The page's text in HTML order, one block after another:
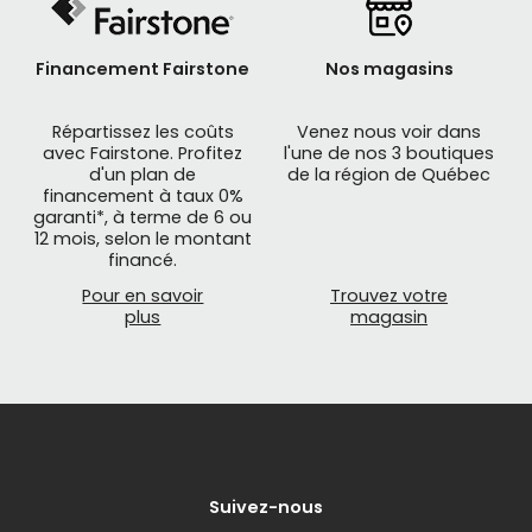
l’inclure, comme leRidesense ANT+/BLE de Giant
Bluetooth ou ANT+.
Capteur de cadence
Un capteur de cadence sert à compter en temps
réel le nombre de tours de pédalier que vous
ferez par minute si vous continuez de pédaler à la
même vitesse. L’unité de mesure utilisée est
appelée RPM (Rotation per minute). Un capteur
de cadence s’installe habituellement sur le bras
Financement Fairstone
Répartissez les coûts
avec Fairstone. Profitez
d'un plan de
financement à taux 0%
garanti*, à terme de 6 ou
12 mois, selon le montant
financé.
Pour en savoir
plus
Nos magasins
Venez nous voir dans
l'une de nos 3 boutiques
de la région de Québec
Trouvez votre
magasin
Suivez-nous